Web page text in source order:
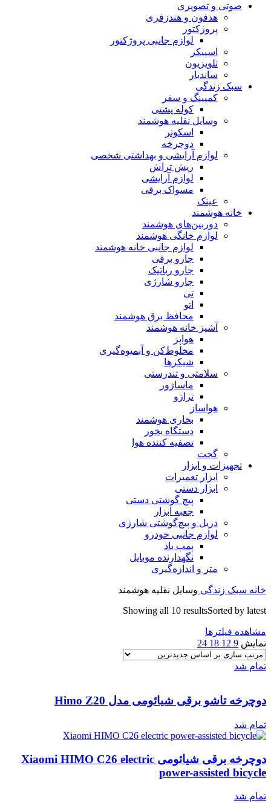
صوتی و تصویری
هدفون و هندزفری
پروژکتور
لوازم جانبی پروژکتور
اسپیکر
تلویزیون
ساندبار
سبک زندگی
کمپینگ و سفر
کوله پشتی
وسایل نقلیه هوشمند
اسکوتر
دوچرخه
لوازم آرایشی و بهداشتی شخصی
ریش تراش
لوازم آرایشی
مسواک برقی
عینک
خانه هوشمند
دوربین‌های هوشمند
لوازم خانگی هوشمند
لوازم جانبی خانه هوشمند
جارو برقی
جارو رباتیک
جارو شارژی
تی
اتو
محافظ برق هوشمند
آشپز خانه هوشمند
هواپز
مخلوط‌کن و آبمیوه‌گیری
شیکرها
سلامتی و تندرستی
ماساژور
ترازو
هواساز
بخاری هوشمند
دستگاه بخور
تصفیه کننده هوا
گجت
تجهیزات و ابزار
ابزار تعمیرات
ابزار دستی
پیچ گوشتی دستی
جعبه ابزار
دریل و پیچ‌گوشتی شارژی
لوازم جانبی خودرو
پمپ باد
نگهدارنده موبایل
متر و اندازه‌گیری
خانه سبک زندگی وسایل نقلیه هوشمند
Showing all 10 resultsSorted by latest
مشاهده فیلترها
نمایش 9
12
18
24
تمام شد
دوچرخه تاشو برقی شیائومی مدل Himo Z20
تمام شد
دوچرخه برقی شیائومی Xiaomi HIMO C26 electric
power-assisted bicycle
تمام شد